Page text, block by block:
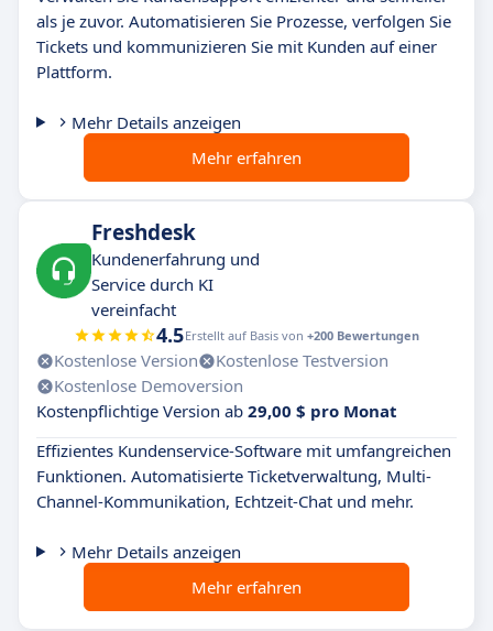
als je zuvor. Automatisieren Sie Prozesse, verfolgen Sie
Tickets und kommunizieren Sie mit Kunden auf einer
Plattform.
Mehr Details anzeigen
Mehr erfahren
Freshdesk
Kundenerfahrung und
Service durch KI
vereinfacht
4.5Erstellt auf Basis von +200 Bewertungen
Kostenlose Version
Kostenlose Testversion
Kostenlose Demoversion
Kostenpflichtige Version ab 29,00 $ pro Monat
Effizientes Kundenservice-Software mit umfangreichen
Funktionen. Automatisierte Ticketverwaltung, Multi-
Channel-Kommunikation, Echtzeit-Chat und mehr.
Mehr Details anzeigen
Mehr erfahren